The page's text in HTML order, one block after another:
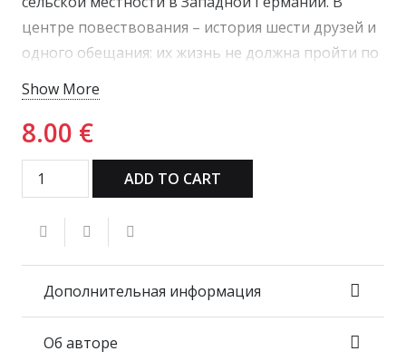
центре повествования – история шести друзей и
одного обещания: их жизнь не должна пройти по
– учился – работал – умер». После попытки
самоубийства одного из них и лечения в
вместе, в одном доме, чтобы не дать другу еще
Главный герой рассказывает историю от первого
как один из самых лучших периодов в своей
было найти дружеское понимание, чувство
Show More
8.00 €
ADD TO CART
Дополнительная информация
Об авторе